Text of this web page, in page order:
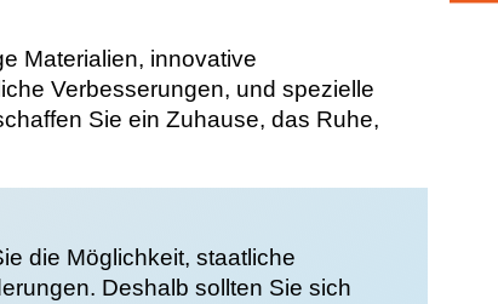
Materialien, innovative
Verbesserungen, und spezielle
Sie ein Zuhause, das Ruhe,
die Möglichkeit, staatliche
Deshalb sollten Sie sich